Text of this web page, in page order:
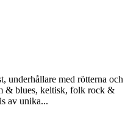
underhållare med rötterna och
& blues, keltisk, folk rock &
av unika...